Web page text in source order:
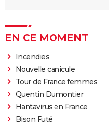
EN CE MOMENT
Incendies
Nouvelle canicule
Tour de France femmes
Quentin Dumontier
Hantavirus en France
Bison Futé